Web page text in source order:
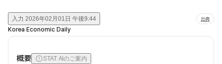
入力 2026年02月01日 午後9:44 出典
Korea Economic Daily
概要 STAT AIのご案内